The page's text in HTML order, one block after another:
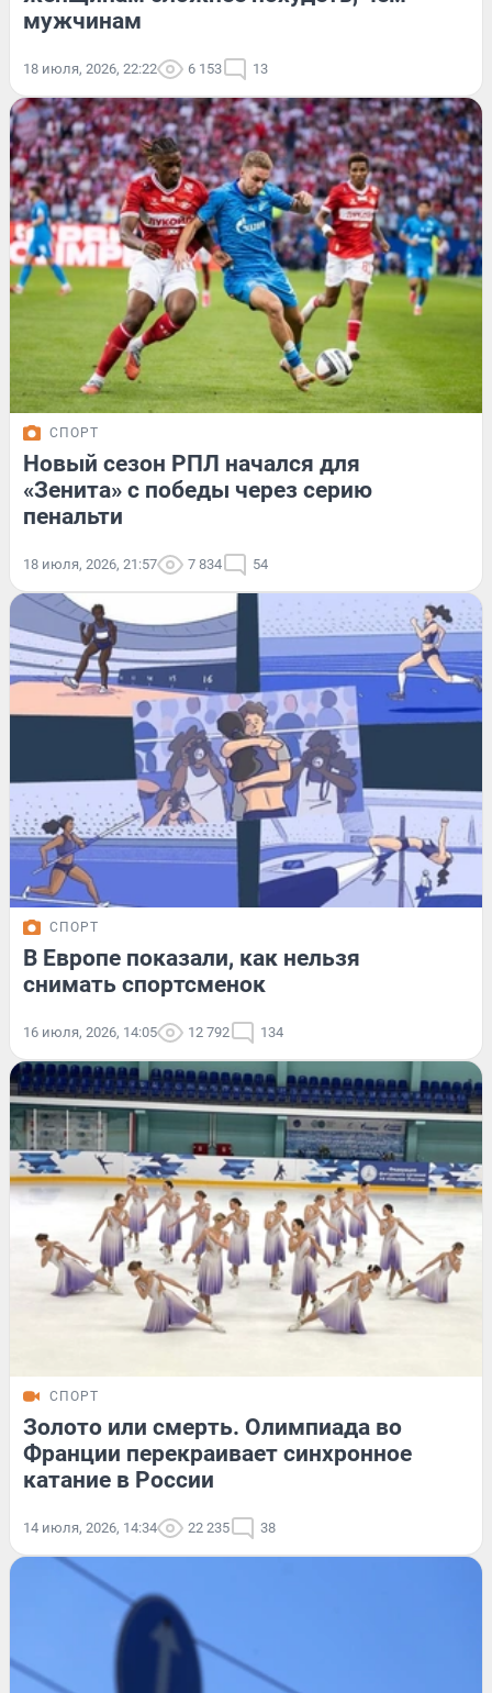
мужчинам
18 июля, 2026, 22:22 6 153 13
СПОРТ
Новый сезон РПЛ начался для
«Зенита» с победы через серию
пенальти
18 июля, 2026, 21:57 7 834 54
СПОРТ
В Европе показали, как нельзя
снимать спортсменок
16 июля, 2026, 14:05 12 792 134
СПОРТ
Золото или смерть. Олимпиада во
Франции перекраивает синхронное
катание в России
14 июля, 2026, 14:34 22 235 38